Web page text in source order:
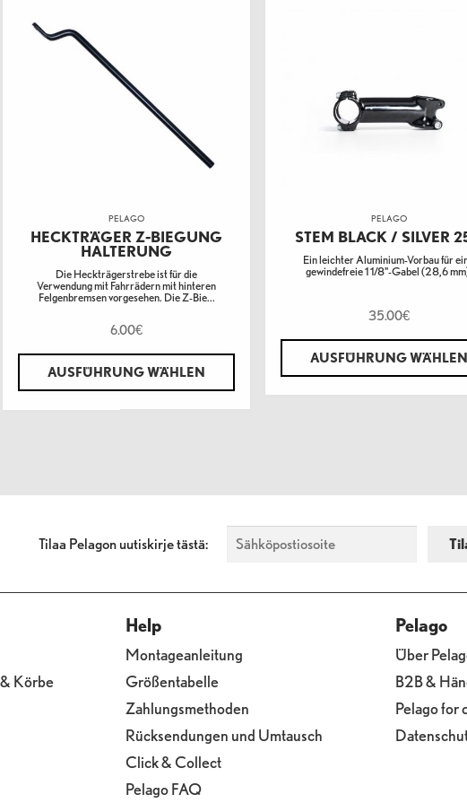
PELAGO
HECKTRÄGER Z-BIEGUNG
HALTERUNG
Die Heckträgerstrebe ist für die
Verwendung mit Fahrrädern mit hinteren
Felgenbremsen vorgesehen. Die Z-Bie...
6.00€
AUSFÜHRUNG WÄHLEN
PELAGO
STEM BLACK / SILVER
Ein leichter Aluminium-Vorbau für
gewindefreie 1 1/8"-Gabel (28,6
35.00€
AUSFÜHRUNG WÄHLEN
Tilaa Pelagon uutiskirje tästä:
Körbe
Help
Montageanleitung
Größentabelle
Zahlungsmethoden
Rücksendungen und Umtausch
Click & Collect
Pelago FAQ
Pelago
Über
B2B &
Pelago for